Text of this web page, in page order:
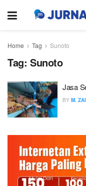
Home Tag Sunoto
Tag: Sunoto
Jasa
BY M.